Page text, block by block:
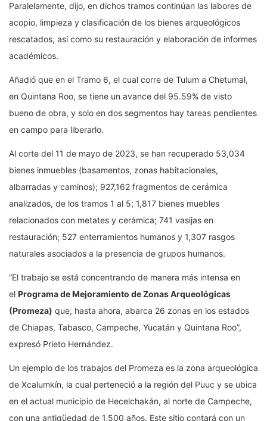
Paralelamente, dijo, en dichos tramos continúan las labores de
acopio, limpieza y clasificación de los bienes arqueológicos
rescatados, así como su restauración y elaboración de informes
académicos.
Añadió que en el Tramo 6, el cual corre de Tulum a Chetumal,
en Quintana Roo, se tiene un avance del 95.59% de visto
bueno de obra, y solo en dos segmentos hay tareas pendientes
en campo para liberarlo.
Al corte del 11 de mayo de 2023, se han recuperado 53,034
bienes inmuebles (basamentos, zonas habitacionales,
albarradas y caminos); 927,162 fragmentos de cerámica
analizados, de los tramos 1 al 5; 1,817 bienes muebles
relacionados con metates y cerámica; 741 vasijas en
restauración; 527 enterramientos humanos y 1,307 rasgos
naturales asociados a la presencia de grupos humanos.
“El trabajo se está concentrando de manera más intensa en
el Programa de Mejoramiento de Zonas Arqueológicas
(Promeza) que, hasta ahora, abarca 26 zonas en los estados
de Chiapas, Tabasco, Campeche, Yucatán y Quintana Roo”,
expresó Prieto Hernández.
Un ejemplo de los trabajos del Promeza es la zona arqueológica
de Xcalumkín, la cual perteneció a la región del Puuc y se ubica
en el actual municipio de Hecelchakán, al norte de Campeche,
con una antigüedad de 1,500 años. Este sitio contará con un